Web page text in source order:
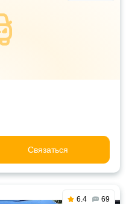
Связаться
6.4 69